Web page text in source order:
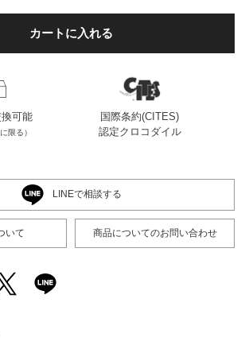
表示
US
カートに入れる
可能
限る）
国際条約(CITES)
認定クロコダイル
LINEで相談する
いて 商品についてのお問い合わせ